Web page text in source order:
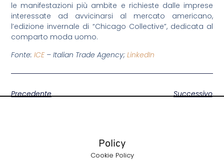
le manifestazioni più ambite e richieste dalle imprese
interessate ad avvicinarsi al mercato americano,
l’edizione invernale di “Chicago Collective”, dedicata al
comparto moda uomo.
Fonte:ICE– Italian Trade Agency;LinkedIn
Precedente Successivo
Policy
Cookie Policy